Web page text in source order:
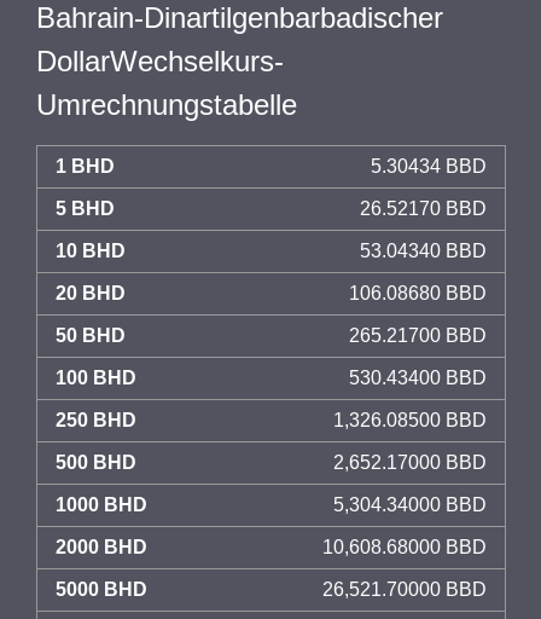
Bahrain-Dinartilgenbarbadischer
DollarWechselkurs-
Umrechnungstabelle
1 BHD 5.30434 BBD
5 BHD 26.52170 BBD
10 BHD 53.04340 BBD
20 BHD 106.08680 BBD
50 BHD 265.21700 BBD
100 BHD 530.43400 BBD
250 BHD 1,326.08500 BBD
500 BHD 2,652.17000 BBD
1000 BHD 5,304.34000 BBD
2000 BHD 10,608.68000 BBD
5000 BHD 26,521.70000 BBD